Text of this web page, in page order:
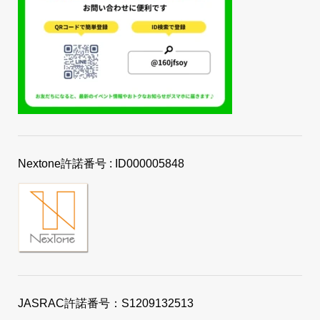
Nextone許諾番号 : ID000005848
JASRAC許諾番号：S1209132513